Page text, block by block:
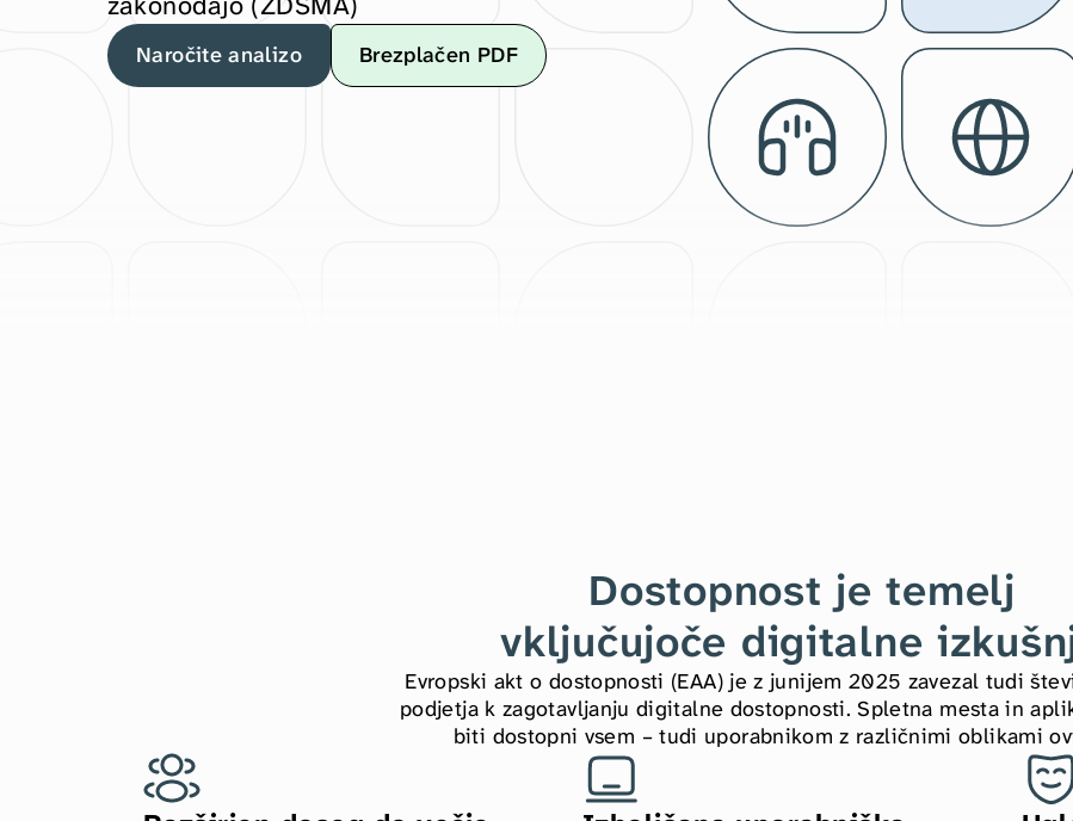
Naročite analizo Brezplačen PDF
Dostopnost je temelj
vključujoče digitalne
Evropski akt o dostopnosti (EAA) je z junijem 2025 zavezal tudi
podjetja k zagotavljanju digitalne dostopnosti. Spletna mesta in
biti dostopni vsem – tudi uporabnikom z različnimi oblikami